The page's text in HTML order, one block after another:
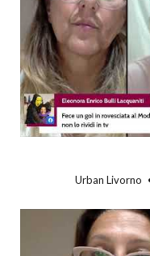
Urban Livorno